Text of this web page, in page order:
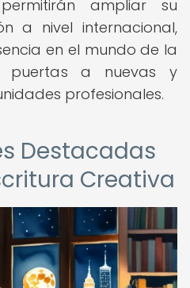
ampliar su
a nivel internacional,
en el mundo de la
puertas a nuevas y
profesionales.
Destacadas
Creativa